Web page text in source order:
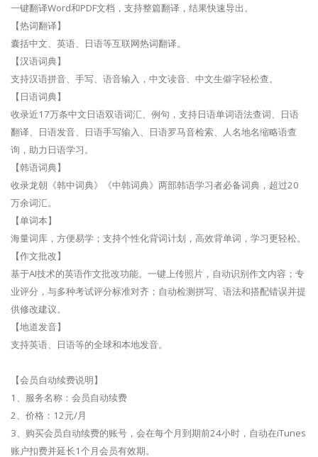
一键翻译Word和PDF文档，支持整篇翻译，结果快速导出。
【热词翻译】
囊括中文、英语、日语等互联网热词翻译。
【汉语词典】
支持汉语拼音、手写、语音输入，中文读音、中文生僻字轻松查。
【日语词典】
收录近17万条中文日语双语词汇、例句，支持日语单词语法查词、日语
翻译、日语发音、日语手写输入、日语罗马音检索、人名地名缩略语查
询，助力日语学习。
【韩语词典】
收录龙朝《韩中词典》《中韩词典》两部韩语学习者必备词典，超过20
万余词汇。
【单词本】
海量词库，方便易学；支持个性化背词计划，高效背单词，学习更轻松。
【作文批改】
基于AI技术的英语作文批改功能。一键上传照片，自动识别作文内容；专
业评分，与多种考试评分标准对齐；自动检测拼写、语法和搭配错误并提
供修改建议。
【地道发音】
支持英语、日语等的全球和本地发音。
【会员自动续费说明】
1、服务名称：会员自动续费
2、价格：12元/月
3、购买会员自动续费的账号，会在每个月到期前24小时，自动在iTunes
账户扣费并延长1个月会员有效期。